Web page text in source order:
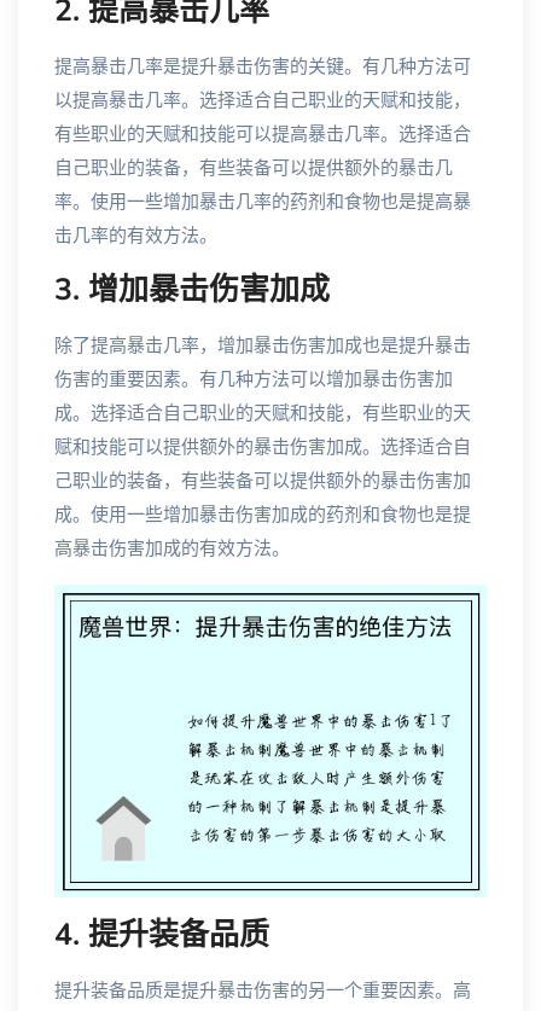
2. 提高暴击几率
提高暴击几率是提升暴击伤害的关键。有几种方法可
以提高暴击几率。选择适合自己职业的天赋和技能，
有些职业的天赋和技能可以提高暴击几率。选择适合
自己职业的装备，有些装备可以提供额外的暴击几
率。使用一些增加暴击几率的药剂和食物也是提高暴
击几率的有效方法。
3. 增加暴击伤害加成
除了提高暴击几率，增加暴击伤害加成也是提升暴击
伤害的重要因素。有几种方法可以增加暴击伤害加
成。选择适合自己职业的天赋和技能，有些职业的天
赋和技能可以提供额外的暴击伤害加成。选择适合自
己职业的装备，有些装备可以提供额外的暴击伤害加
成。使用一些增加暴击伤害加成的药剂和食物也是提
高暴击伤害加成的有效方法。
4. 提升装备品质
提升装备品质是提升暴击伤害的另一个重要因素。高